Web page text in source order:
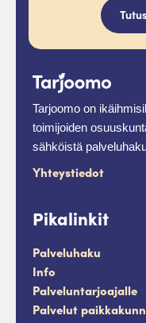
Tarjoomo on
toimijoiden
sähköistä
Yhteystiedot
Pikalinkit
Palveluhaku
Info
Palveluntarjoajalle
Palvelut